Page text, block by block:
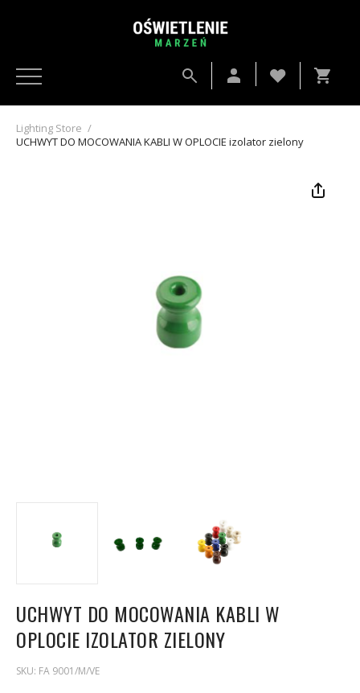
Lighting Store /
UCHWYT DO MOCOWANIA KABLI W OPLOCIE izolator zielony
UCHWYT DO MOCOWANIA KABLI W
OPLOCIE IZOLATOR ZIELONY
SKU: FA 9001/M/VE